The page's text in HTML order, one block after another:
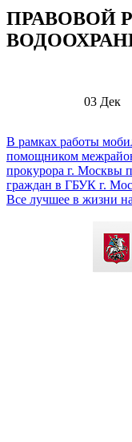
ПРАВОВОЙ
03 Дек
В рамках работы
помощником
прокурора г. Москвы
граждан в ГБУК г.
Все лучшее в жизни